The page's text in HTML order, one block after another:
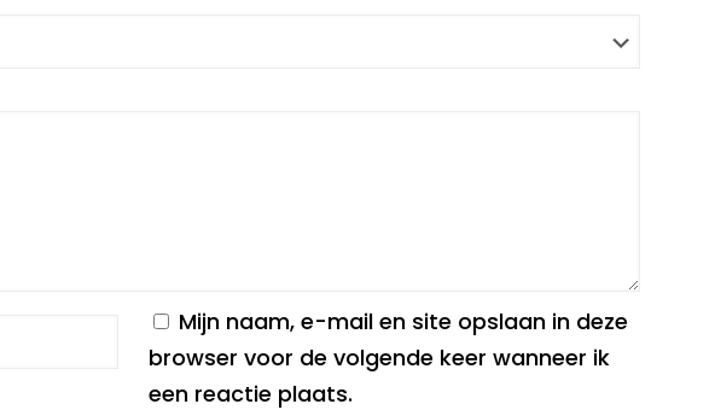
Mijn naam, e-mail en site opslaan in deze
browser voor de volgende keer wanneer ik
een reactie plaats.